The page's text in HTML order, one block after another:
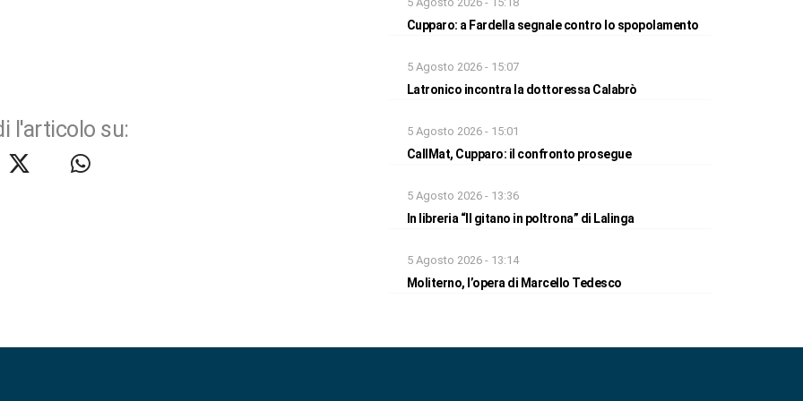
l'articolo su:
Cupparo: a Fardella segnale contro lo spopolamento
5 Agosto 2026 - 15:07
Latronico incontra la dottoressa Calabrò
5 Agosto 2026 - 15:01
CallMat, Cupparo: il confronto prosegue
5 Agosto 2026 - 13:36
In libreria “Il gitano in poltrona” di Lalinga
5 Agosto 2026 - 13:14
Moliterno, l’opera di Marcello Tedesco